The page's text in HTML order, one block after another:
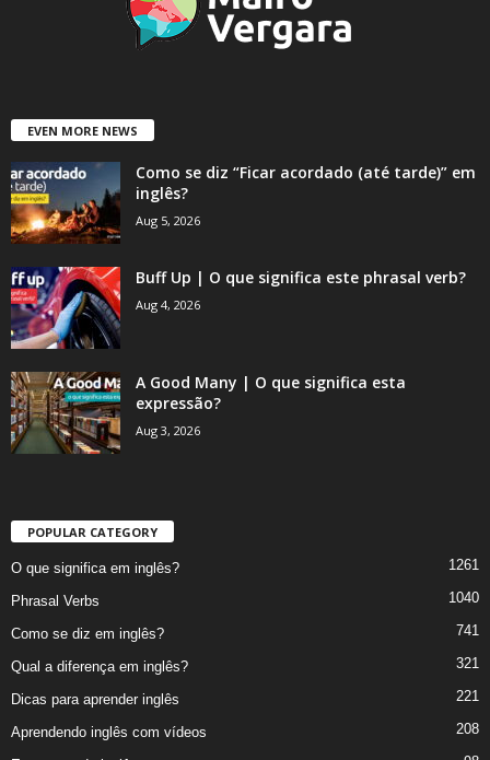
EVEN MORE NEWS
Como se diz “Ficar acordado (até tarde)” em
inglês?
Aug 5, 2026
Buff Up | O que significa este phrasal verb?
Aug 4, 2026
A Good Many | O que significa esta
expressão?
Aug 3, 2026
POPULAR CATEGORY
O que significa em inglês? 1261
Phrasal Verbs 1040
Como se diz em inglês? 741
Qual a diferença em inglês? 321
Dicas para aprender inglês 221
Aprendendo inglês com vídeos 208